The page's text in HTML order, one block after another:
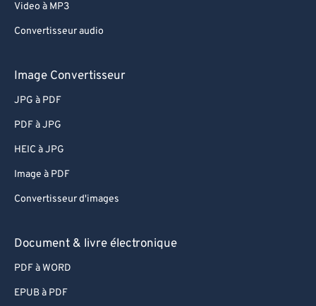
Video à MP3
Convertisseur audio
Image Convertisseur
JPG à PDF
PDF à JPG
HEIC à JPG
Image à PDF
Convertisseur d'images
Document & livre électronique
PDF à WORD
EPUB à PDF